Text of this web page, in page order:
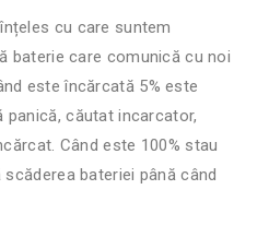
cu care suntem
baterie care comunică cu noi
este încărcată 5% este
căutat incarcator,
Când este 100% stau
bateriei până când